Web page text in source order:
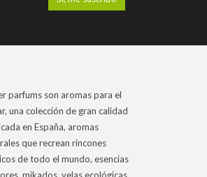
parfums son aromas para el
una colección de gran calidad
en España, aromas
que recrean rincones
de todo el mundo, esencias